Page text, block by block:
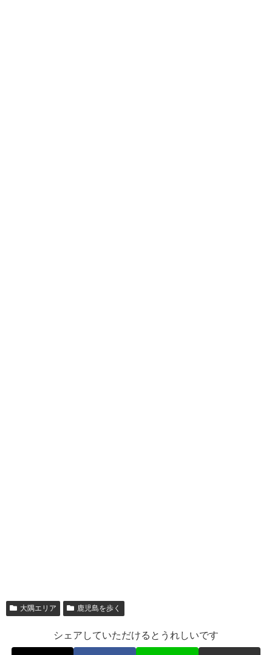
大隅エリア 鹿児島を歩く
シェアしていただけるとうれしいです